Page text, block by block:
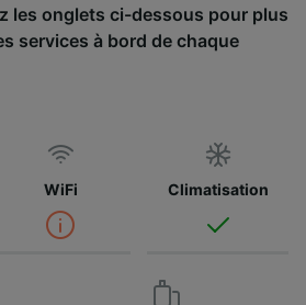
les onglets ci-dessous pour plus
services à bord de chaque
WiFi Climatisation